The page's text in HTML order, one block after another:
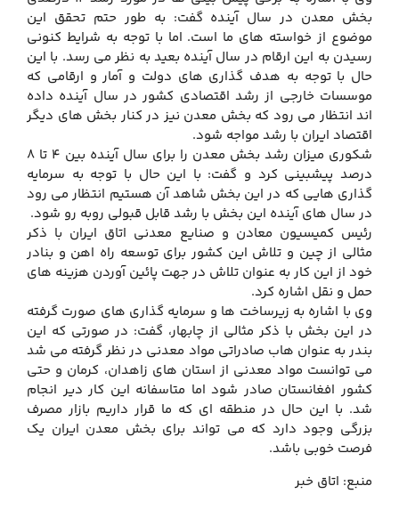
بخش معدن در سال آینده گفت: به طور حتم تحقق این
موضوع از خواسته های ما است. اما با توجه به شرایط کنونی
رسیدن به این ارقام در سال آینده بعید به نظر می رسد. با این
حال با توجه به هدف گذاری های دولت و آمار و ارقامی که
موسسات خارجی از رشد اقتصادی کشور در سال آینده داده
اند انتظار می رود که بخش معدن نیز در کنار بخش های دیگر
اقتصاد ایران با رشد مواجه شود.
شکوری میزان رشد بخش معدن را برای سال آینده بین 4 تا 8
درصد پیشبینی کرد و گفت: با این حال با توجه به سرمایه
گذاری هایی که در این بخش شاهد آن هستیم انتظار می رود
در سال های آینده این بخش با رشد قابل قبولی روبه رو شود.
رئیس کمیسیون معادن و صنایع معدنی اتاق ایران با ذکر
مثالی از چین و تلاش این کشور برای توسعه راه اهن و بنادر
خود از این کار به عنوان تلاش در جهت پائین آوردن هزینه های
حمل و نقل اشاره کرد.
وی با اشاره به زیرساخت ها و سرمایه گذاری های صورت گرفته
در این بخش با ذکر مثالی از چابهار، گفت: در صورتی که این
بندر به عنوان هاب صادراتی مواد معدنی در نظر گرفته می شد
می توانست مواد معدنی از استان های زاهدان، کرمان و حتی
کشور افغانستان صادر شود اما متاسفانه این کار دیر انجام
شد. با این حال در منطقه ای که ما قرار داریم بازار مصرف
بزرگی وجود دارد که می تواند برای بخش معدن ایران یک
فرصت خوبی باشد.
منبع: اتاق خبر